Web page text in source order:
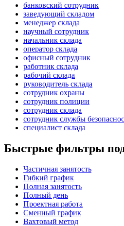
банковский сотрудник
заведующий складом
менеджер склада
научный сотрудник
начальник склада
оператор склада
офисный сотрудник
работник склада
рабочий склада
руководитель склада
сотрудник охраны
сотрудник полиции
сотрудник склада
сотрудник службы
специалист склада
Быстрые фильтры
Частичная занятость
Гибкий график
Полная занятость
Полный день
Проектная работа
Сменный график
Вахтовый метод